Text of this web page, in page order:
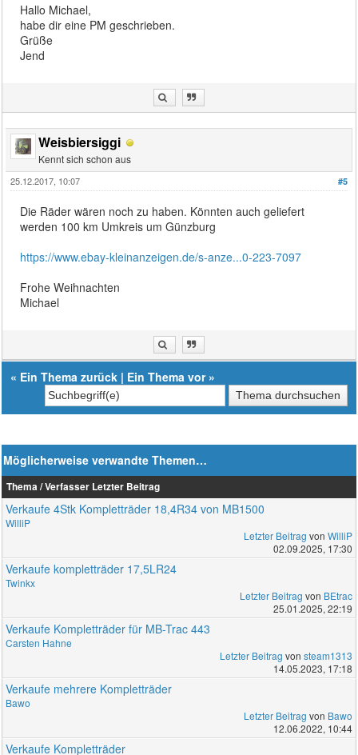
Hallo Michael,
habe dir eine PM geschrieben.
Grüße
Jend
Weisbiersiggi
Kennt sich schon aus
#5
25.12.2017, 10:07
Die Räder wären noch zu haben. Könnten auch geliefert
werden 100 km Umkreis um Günzburg
https://www.ebay-kleinanzeigen.de/s-anze...0-223-7097
Frohe Weihnachten
Michael
« Ein Thema zurück | Ein Thema vor»
Möglicherweise verwandte Themen…
Thema / Verfasser Letzter Beitrag
Verkaufe 4Stk Kompletträder 18,4R34 von MB1500
WilliP
Letzter Beitrag von WilliP
02.09.2025, 17:30
Verkaufe kompletträder 17,5LR24
Twinkx
Letzter Beitrag von BEtrac
25.01.2025, 22:19
Verkaufe Kompletträder für MB-Trac 443
Carsten Hahne
Letzter Beitrag von steam1313
14.05.2023, 17:18
Verkaufe mehrere Kompletträder
Bawo
Letzter Beitrag von Bawo
12.06.2022, 10:44
Verkaufe Kompletträder